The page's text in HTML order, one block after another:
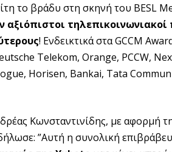
το βράδυ στη σκηνή του BESL
αξιόπιστοι τηλεπικοινωνιακοί
! Ενδεικτικά στα GCCM
Telekom, Orange, PCCW,
Horisen, Bankai, Tata
Κωνσταντινίδης, με αφορμή
”Αυτή η συνολική